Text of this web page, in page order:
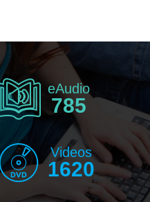
eAudio
785
Videos
1620